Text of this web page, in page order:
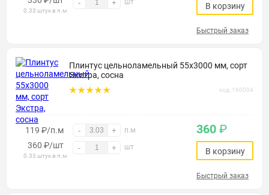
0.33 штук в п.м
- + шт В корзину
Быстрый заказ
Плинтус цельноламельный 55х3000 мм, сорт
Экстра, сосна
код: 160004
119 ₽/п.м - + п.м
360 ₽/шт
0.33 штук в п.м
- + шт
360 ₽
В корзину
Быстрый заказ